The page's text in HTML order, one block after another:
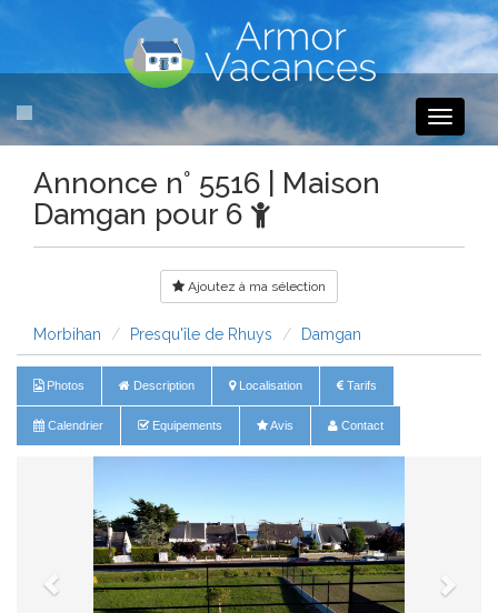
Toggle
Annonce n° 5516 | Maison
Damgan pour 6
Ajoutez à ma sélection
Morbihan Presqu'île de Rhuys Damgan
Photos Description Localisation Tarifs
Calendrier Equipements Avis Contact